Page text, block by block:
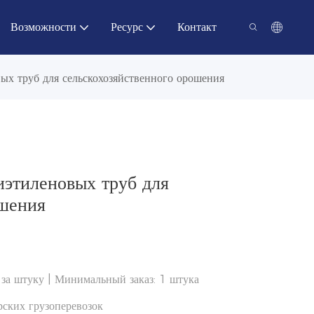
Возможности Ресурс Контакт
труб для сельскохозяйственного орошения
труб для
штуку | Минимальный заказ: 1 штука
грузоперевозок